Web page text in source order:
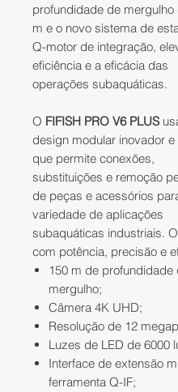
profundidade de mergulho
m e o novo sistema de
Q-motor de integração,
eficiência e a eficácia das
operações subaquáticas.
O FIFISH PRO V6 PLUS
design modular inovador e
que permite conexões,
substituições e remoção
de peças e acessórios
variedade de aplicações
subaquáticas industriais.
com potência, precisão e
150 m de profundidade
mergulho;
Câmera 4K UHD;
Resolução de 12
Luzes de LED de 6000
Interface de extensão
ferramenta Q-IF;